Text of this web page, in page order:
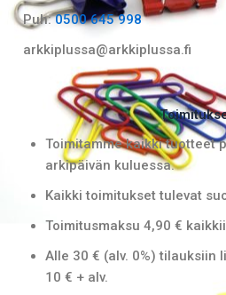
k
Puh:0500 645 998
arkkiplussa@arkkiplussa.fi
Toimitamme kaikki tuotteet
arkipäivän kuluessa.
Kaikki toimitukset tulevat
Toimitusmaksu 4,90 €
Alle 30 € (alv. 0%) tilauksiin
10 € + alv.